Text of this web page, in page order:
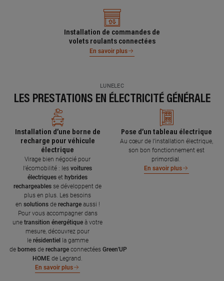
Installation de commandes de
volets roulants connectées
En savoir plus
LUNELEC
LES PRESTATIONS EN ÉLECTRICITÉ GÉNÉRALE
Installation d’une borne de
recharge pour véhicule
électrique
Virage bien négocié pour
l’écomobilité : les voitures
électriques et hybrides
rechargeables se développent de
plus en plus. Les besoins
en solutions de recharge aussi !
Pour vous accompagner dans
une transition énergétique à votre
mesure, découvrez pour
le résidentiel la gamme
de bornes de recharge connectées Green'UP
HOME de Legrand.
En savoir plus
Pose d’un tableau électrique
Au cœur de l’installation électrique,
son bon fonctionnement est
primordial.
En savoir plus